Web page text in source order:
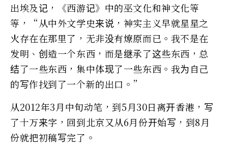
出埃及记，《西游记》中的巫文化和神文化等
等，“从中外文学史来说，神实主义早就星星之
火存在在那里了，无非没有燎原而已。我不是在
发明、创造一个东西，而是继承了这些东西，总
结了一些东西，集中体现了一些东西。我为自己
的写作找到了一个新的出口。”
从2012年3月中旬动笔，到5月30日离开香港，写
了十万来字，回到北京又从6月份开始写，到8月
份就把初稿写完了。